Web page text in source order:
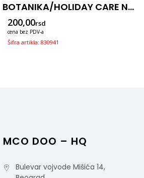
BOTANIKA/HOLIDAY CARE Nevidljivi (invisible) Nosač Dozatora Od 300ml
200,00rsd
cena bez PDV-a
Šifra artikla: 830941
MCO DOO – HQ
Bulevar vojvode Mišića 14,